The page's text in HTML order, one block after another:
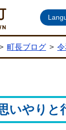
益子町ホーム
町長ブログ >
いやりと